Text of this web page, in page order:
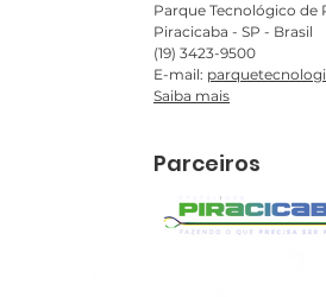
Parque Tecnológico de
Piracicaba - SP - Brasil
(19) 3423-9500
E-mail:
Saiba mais
Parceiros